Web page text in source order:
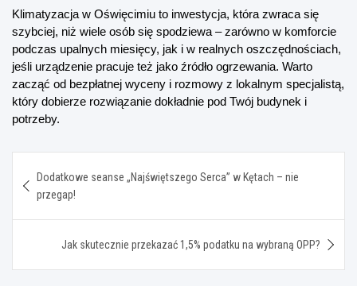
Klimatyzacja w Oświęcimiu to inwestycja, która zwraca się
szybciej, niż wiele osób się spodziewa – zarówno w komforcie
podczas upalnych miesięcy, jak i w realnych oszczędnościach,
jeśli urządzenie pracuje też jako źródło ogrzewania. Warto
zacząć od bezpłatnej wyceny i rozmowy z lokalnym specjalistą,
który dobierze rozwiązanie dokładnie pod Twój budynek i
potrzeby.
wpisu
Dodatkowe seanse „Najświętszego Serca” w Kętach – nie
przegap!
Jak skutecznie przekazać 1,5% podatku na wybraną OPP?